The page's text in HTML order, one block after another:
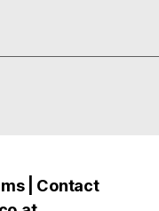
| Contact